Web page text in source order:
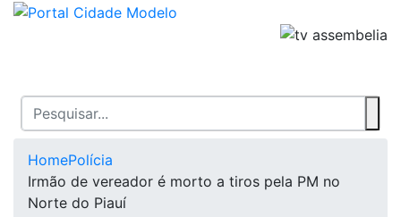
HomePolícia
Irmão de vereador é morto a tiros pela PM no
Norte do Piauí